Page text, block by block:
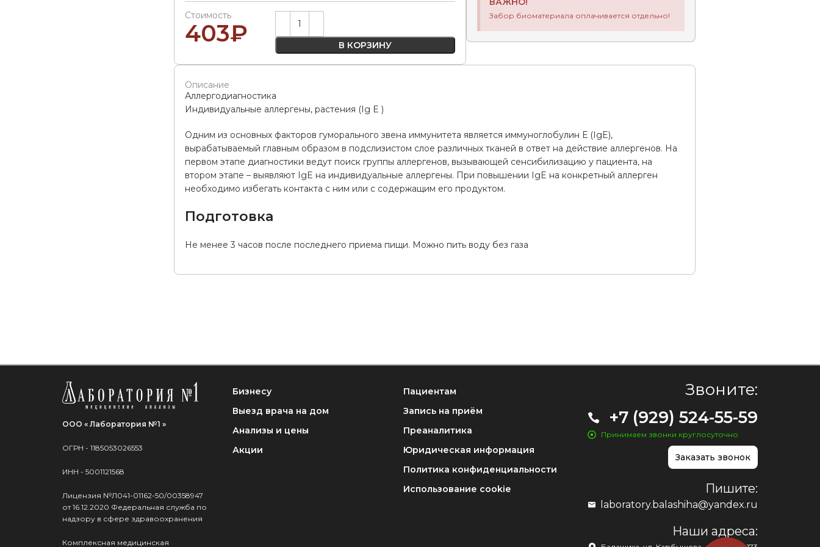
Стоимость
403₽ В КОРЗИНУ
Alternative: Забор биоматериала оплачивается отдельно!
Описание
Аллергодиагностика
Индивидуальные аллергены, растения (Ig E )
Одним из основных факторов гуморального звена иммунитета является иммуноглобулин Е (IgE),
вырабатываемый главным образом в подслизистом слое различных тканей в ответ на действие аллергенов. На
первом этапе диагностики ведут поиск группы аллергенов, вызывающей сенсибилизацию у пациента, на
втором этапе – выявляют IgE на индивидуальные аллергены. При повышении IgE на конкретный аллерген
необходимо избегать контакта с ним или с содержащим его продуктом.
Подготовка
Не менее 3 часов после последнего приема пищи. Можно пить воду без газа
ООО « Лаборатория №1 »
ОГРН - 1185053026553
ИНН - 5001121568
Лицензия №Л041-01162-50/00358947
от 16.12.2020 Федеральная служба по
надзору в сфере здравоохранения
Комплексная медицинская
Бизнесу
Выезд врача на дом
Анализы и цены
Акции
Пациентам
Запись на приём
Преаналитика
Юридическая информация
Политика конфиденциальности
Использование cookie
Звоните:
+7 (929) 524-55-59
Принимаем звонки круглосуточно
Заказать звонок
Пишите:
laboratory.balashiha@yandex.ru
Наши адреса: